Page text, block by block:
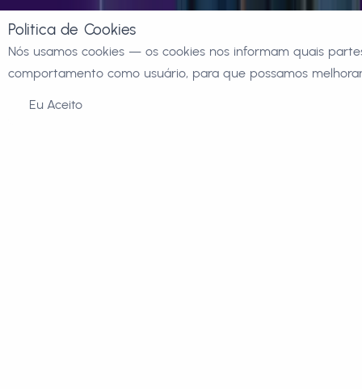
Politica de Cookies
Nós usamos cookies — os cookies nos informam quais
comportamento como usuário, para que possamos
Eu Aceito